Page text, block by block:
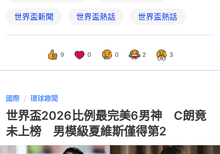
世界盃新聞 世界盃熱話 世界盃熱話
9 0 0 2 3
國際 環球趣聞
世界盃2026比例最完美6男神 C朗竟
未上榜 男模級夏維斯僅得第2